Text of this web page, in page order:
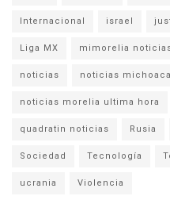
Internacional israel
Liga MX mimorelia
noticias noticias
noticias morelia ultima hora
quadratin noticias Rusia
Sociedad Tecnología
ucrania Violencia